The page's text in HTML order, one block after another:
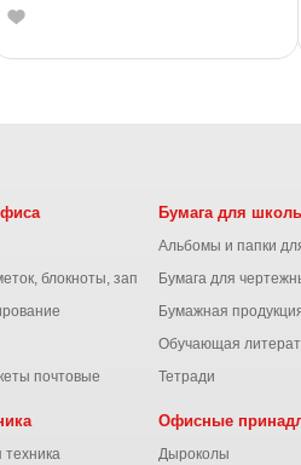
блокноты, записные книжки
почтовые
Бумага для
Альбомы и папки
Бумага для
Бумажная
Обучающая
Тетради
техника
Офисные
Дыроколы